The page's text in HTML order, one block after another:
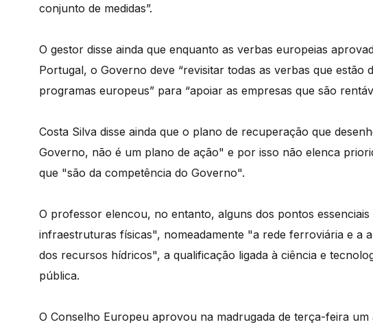
conjunto de medidas”.
O gestor disse ainda que enquanto as verbas europeias
Portugal, o Governo deve “revisitar todas as verbas que estão
programas europeus” para “apoiar as empresas que são
Costa Silva disse ainda que o plano de recuperação que
Governo, não é um plano de ação" e por isso não elenca
que "são da competência do Governo".
O professor elencou, no entanto, alguns dos pontos
infraestruturas físicas", nomeadamente "a rede ferroviária e a
dos recursos hídricos", a qualificação ligada à ciência e
pública.
O Conselho Europeu aprovou na madrugada de terça-feira